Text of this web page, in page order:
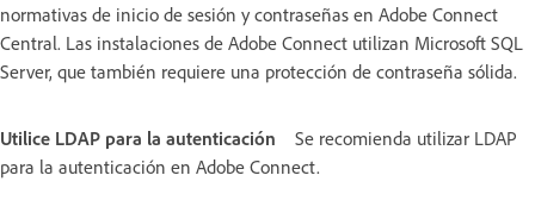
normativas de inicio de sesión y contraseñas en Adobe Connect
Central. Las instalaciones de Adobe Connect utilizan Microsoft SQL
Server, que también requiere una protección de contraseña sólida.
Utilice LDAP para la autenticación
Se recomienda utilizar LDAP
para la autenticación en Adobe Connect.